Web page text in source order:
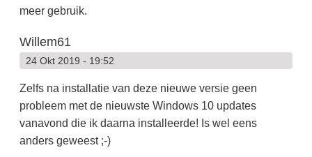
meer gebruik.
Willem61
24 Okt 2019 - 19:52
Zelfs na installatie van deze nieuwe versie geen
probleem met de nieuwste Windows 10 updates
vanavond die ik daarna installeerde! Is wel eens
anders geweest ;-)